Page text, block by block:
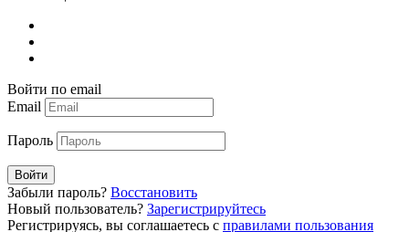
Войти по email
Email
Пароль
Войти
Забыли пароль? Восстановить
Новый пользователь? Зарегистрируйтесь
Регистрируясь, вы соглашаетесь с правилами пользования